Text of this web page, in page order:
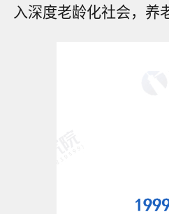
入深度老龄化社会，养